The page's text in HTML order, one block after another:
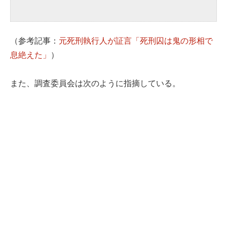
（参考記事： 元死刑執行人が証言「死刑囚は鬼の形相で
息絶えた」
）
また、調査委員会は次のように指摘している。